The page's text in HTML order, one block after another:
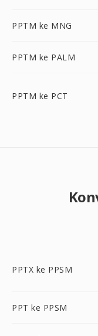
PPTM ke MNG
PPTM ke PALM
PPTM ke PCT
PPTX ke PPSM
PPT ke PPSM